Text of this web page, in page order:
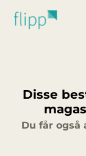
Disse
Du får